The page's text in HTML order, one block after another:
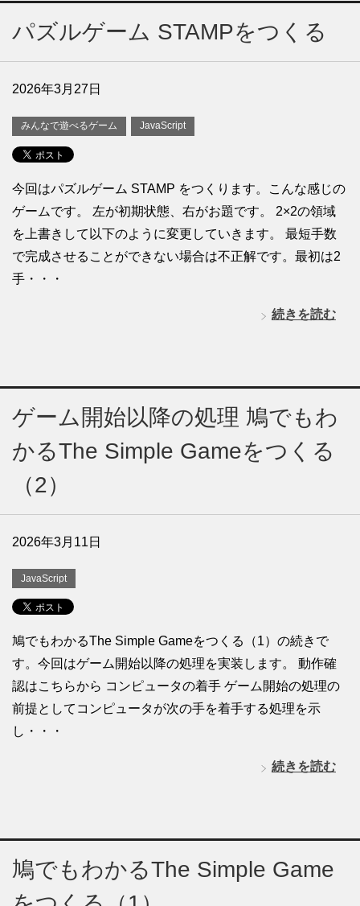
パズルゲーム STAMPをつくる
2026年3月27日
みんなで遊べるゲーム JavaScript
今回はパズルゲーム STAMP をつくります。こんな感じの
ゲームです。 左が初期状態、右がお題です。 2×2の領域
を上書きして以下のように変更していきます。 最短手数
で完成させることができない場合は不正解です。最初は2
手・・・
続きを読む
ゲーム開始以降の処理 鳩でもわ
かるThe Simple Gameをつくる
（2）
2026年3月11日
JavaScript
鳩でもわかるThe Simple Gameをつくる（1）の続きで
す。今回はゲーム開始以降の処理を実装します。 動作確
認はこちらから コンピュータの着手 ゲーム開始の処理の
前提としてコンピュータが次の手を着手する処理を示
し・・・
続きを読む
鳩でもわかるThe Simple Game